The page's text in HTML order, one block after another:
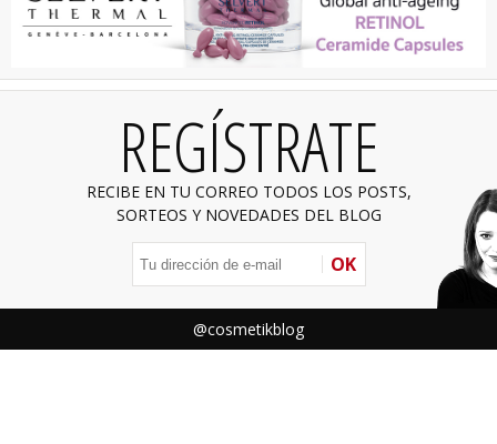
REGÍSTRATE
RECIBE EN TU CORREO TODOS LOS POSTS,
SORTEOS Y NOVEDADES DEL BLOG
OK
@cosmetikblog